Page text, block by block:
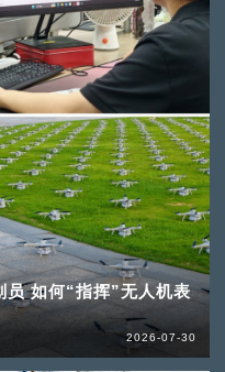
员 如何“指挥”无人机表
2026-07-30